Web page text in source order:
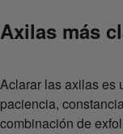
Axilas más
Aclarar las axilas es
paciencia,
combinación de